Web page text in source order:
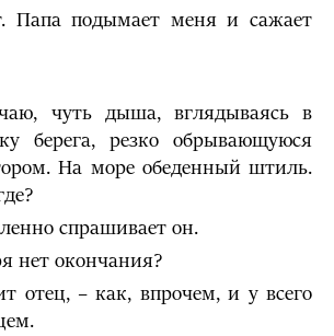
Папа подымает меня и сажает
чуть дыша, вглядываясь в
берега, резко обрывающуюся
На море обеденный штиль.
спрашивает он.
нет окончания?
отец, – как, впрочем, и у всего